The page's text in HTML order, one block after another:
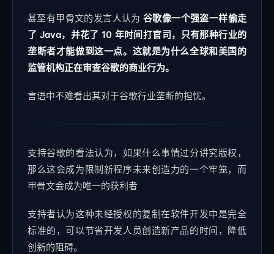
甚至有甲骨文的发言人认为谷歌像一个强盗一样偷走
了 Java，并花了 10 年时间打官司，只有那种行业的
垄断者才能做到这一点。这就是为什么全球和美国的
监管机构正在审查谷歌的商业行为。
言语中不难看出其对于谷歌行业垄断的担忧。
支持谷歌的看法认为，如果什么事情过分讲究版权，
那么这会成为限制新程序未来创造力的一个牢笼，而
甲骨文会成为唯一的获利者
支持者认为这种未经授权的复制在软件开发中是完全
标准的，可以节省开发人员创造新产品的时间，降低
创新的阻碍。